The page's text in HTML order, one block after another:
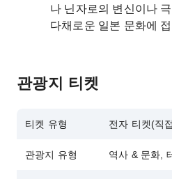
나 닌자로의 변신이나
다채로운 일본 문화에
관광지 티켓
티켓 유형 전자 티켓(직
관광지 유형 역사 & 문화,